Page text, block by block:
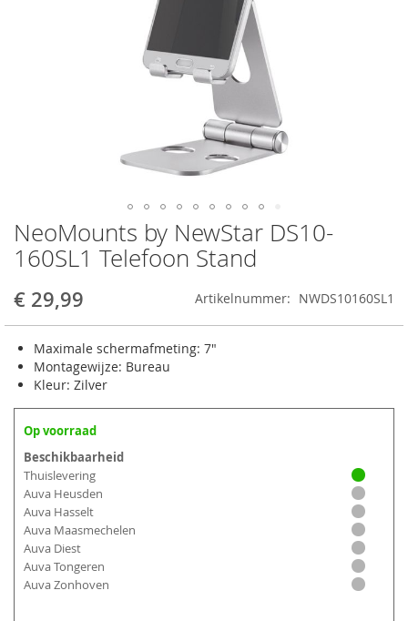
Ga
naar
het
van
gallerij
NeoMounts by NewStar DS10-
160SL1 Telefoon Stand
€ 29,99 Artikelnummer NWDS10160SL1
Maximale schermafmeting: 7"
Montagewijze: Bureau
Kleur: Zilver
Op voorraad
Beschikbaarheid
Thuislevering
Auva Heusden
Auva Hasselt
Auva Maasmechelen
Auva Diest
Auva Tongeren
Auva Zonhoven